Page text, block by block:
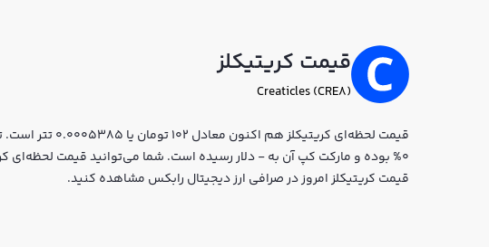
قیمت کریتیکلز
Creaticles (CRE8)
0% بوده و مارکت کپ آن به - دلار رسیده است. شما می‌توانید قیمت لحظه‌ای
قیمت کریتیکلز امروز در صرافی ارز دیجیتال رابکس مشاهده کنید.